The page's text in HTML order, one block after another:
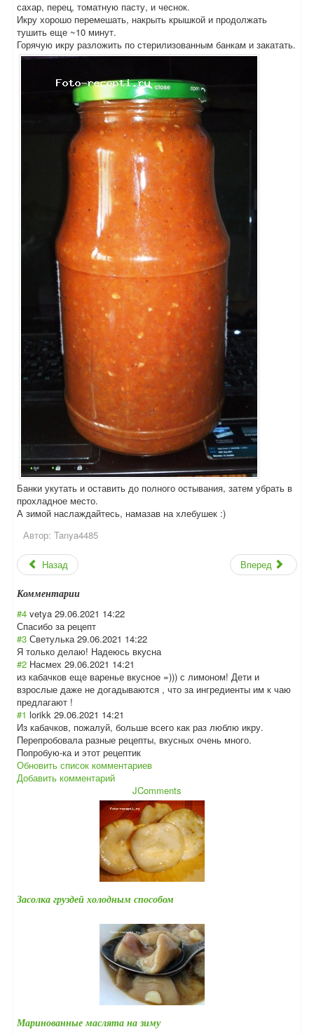
сахар, перец, томатную пасту, и чеснок.
Икру хорошо перемешать, накрыть крышкой и продолжать
тушить еще ~10 минут.
Горячую икру разложить по стерилизованным банкам и закатать.
Банки укутать и оставить до полного остывания, затем убрать в
прохладное место.
А зимой наслаждайтесь, намазав на хлебушек :)
Автор: Tanya4485
Назад Вперед
Комментарии
#4 vetya 29.06.2021 14:22
Спасибо за рецепт
#3 Светулька 29.06.2021 14:22
Я только делаю! Надеюсь вкусна
#2 Насмех 29.06.2021 14:21
из кабачков еще варенье вкусное =))) с лимоном! Дети и
взрослые даже не догадываются , что за ингредиенты им к чаю
предлагают !
#1 lorikk 29.06.2021 14:21
Из кабачков, пожалуй, больше всего как раз люблю икру.
Перепробовала разные рецепты, вкусных очень много.
Попробую-ка и этот рецептик
Обновить список комментариев
Добавить комментарий
JComments
Засолка груздей холодным способом
Маринованные маслята на зиму